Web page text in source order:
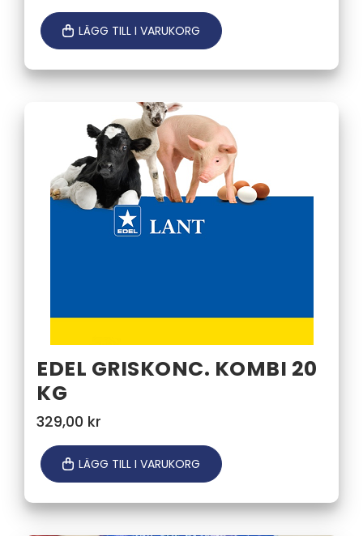
LÄGG TILL I VARUKORG
EDEL GRISKONC. KOMBI 20
KG
329,00 kr
LÄGG TILL I VARUKORG